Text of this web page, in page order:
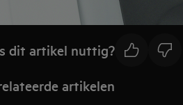
dit artikel nuttig?
artikelen